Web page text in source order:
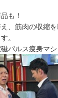
も！
、筋肉の収縮
。
パルス痩身マシ